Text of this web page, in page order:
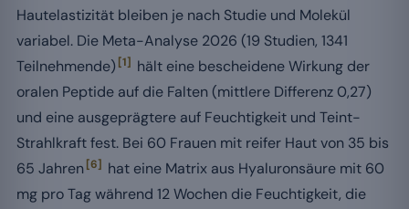
Hautelastizität bleiben je nach Studie und Molekül
variabel. Die Meta-Analyse 2026 (19 Studien, 1341
Teilnehmende) [1]
hält eine bescheidene Wirkung der
oralen Peptide auf die Falten (mittlere Differenz 0,27)
und eine ausgeprägtere auf Feuchtigkeit und Teint-
Strahlkraft fest. Bei 60 Frauen mit reifer Haut von 35 bis
65 Jahren [6]
hat eine Matrix aus Hyaluronsäure mit 60
mg pro Tag während 12 Wochen die Feuchtigkeit, die